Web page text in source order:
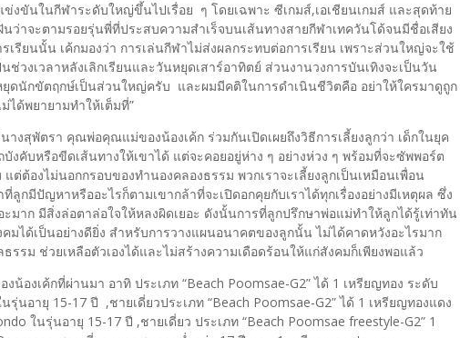
ข่งขันในกีฬาระดับใหญ่ขึ้นไปเรื่อย ๆ โดยเฉพาะ ซีเกมส์,เอเชียนเกมส์ และสุดท้าย
นว่าจะตามรอยรุ่นพี่ที่ประสบความสำเร็จบนเส้นทางสายกีฬาเทควันโด้จนมีชื่อเสียง
เรียนนั้น เค้กมองว่า การเล่นกีฬาไม่ส่งผลกระทบต่อการเรียน เพราะส่วนใหญ่จะใช้
ช่วงเวลาหลังเลิกเรียนและวันหยุดเสาร์อาทิตย์ ส่วนงานวงการบันเทิงจะเป็นวัน
ยุดนักขัตฤกษ์เป็นส่วนใหญ่ครับ และผมมีคติในการดำเนินชีวิตคือ อย่าให้ใครมาดูถูก
ได้พยายามทำให้เต็มที่”
งสุพัตรา คุณพ่อคุณแม่ของน้องเค้ก ร่วมกันเปิดเผยถึงวิธีการเลี้ยงลูกว่า เด็กในยุค
งคับหรือขีดเส้นทางให้เขาได้ แต่จะคอยอยู่ห่าง ๆ อย่างห่วง ๆ พร้อมที่จะซัพพอร์ต
ต่ต้องไม่นอกกรอบของทำนองคลองธรรม พวกเราจะเลี้ยงลูกเป็นเหมือนเพื่อน
ที่ลูกมีปัญหาหรืออะไรก็ตามเขากล้าที่จะเปิดอกคุยกับเราได้ทุกเรื่องอย่างมีเหตุผล ซึ่ง
มาก มีสิ่งล่อตาล่อใจให้หลงผิดเยอะ ดังนั้นการที่ลูกปรึกษาพ่อแม่ทำให้ลูกได้รู้เท่าทัน
มได้เป็นอย่างดียิ่ง สำหรับการวางแผนอนาคตของลูกนั้น ไม่ได้คาดหวังอะไรมาก
รม ช่วยเหลือตัวเองได้และไม่สร้างความเดือดร้อนให้แก่สังคมก็เพียงพอแล้ว
น้องเค้กที่ผ่านมา อาทิ ประเภท “Beach Poomsae-G2” ได้ 1 เหรียญทอง ระดับ
รุ่นอายุ 15-17 ปี ,ชายเดี่ยวประเภท “Beach Poomsae-G2” ได้ 1 เหรียญทองแดง
ในรุ่นอายุ 15-17 ปี ,ชายเดี่ยว ประเภท “Beach Poomsae freestyle-G2” 1